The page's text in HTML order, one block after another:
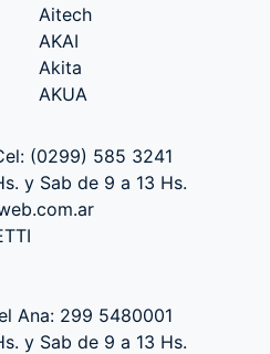
Aitech
AKAI
Akita
AKUA
(0299) 585 3241
y Sab de 9 a 13 Hs.
Ana: 299 5480001
y Sab de 9 a 13 Hs.